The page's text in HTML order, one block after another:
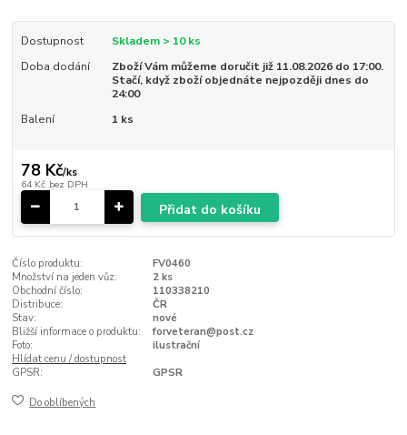
Dostupnost
Skladem > 10 ks
Doba dodání
Zboží Vám můžeme doručit již 11.08.2026 do 17:00.
Stačí, když zboží objednáte nejpozději dnes do
24:00
Balení
1 ks
78 Kč/ks
64 Kč bez DPH
Přidat do košíku
Číslo produktu:
FV0460
Množství na jeden vůz:
2 ks
Obchodní číslo:
110338210
Distribuce:
ČR
Stav:
nové
Bližší informace o produktu:
forveteran@post.cz
Foto:
ilustrační
Hlídat cenu / dostupnost
GPSR:
GPSR
Do oblíbených